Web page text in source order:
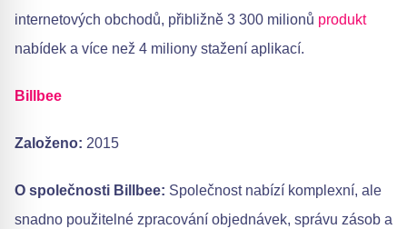
internetových obchodů, přibližně 3 300 milionů produkt
nabídek a více než 4 miliony stažení aplikací.
Billbee
Založeno: 2015
O společnosti Billbee: Společnost nabízí komplexní, ale
snadno použitelné zpracování objednávek, správu zásob a